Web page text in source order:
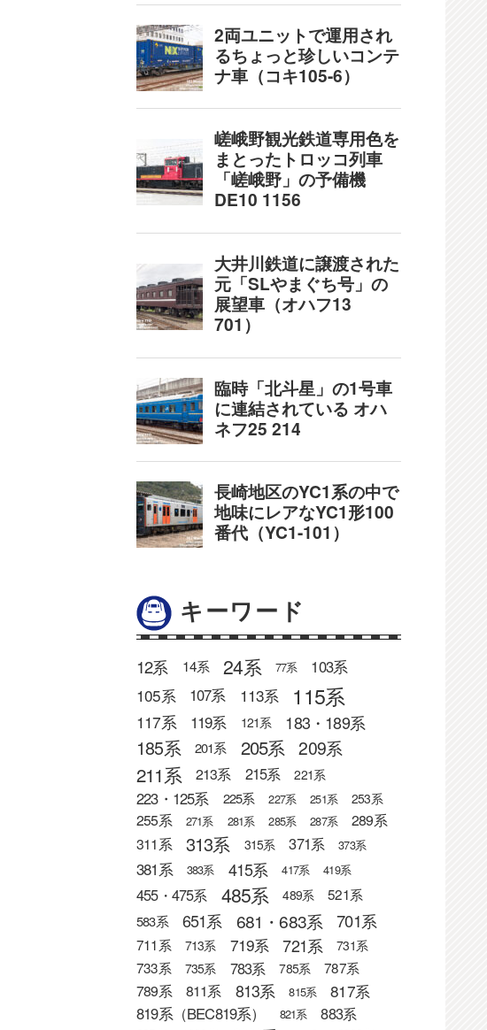
キーワード
12系 14系 24系 77系 103系
105系 107系 113系 115系
117系 119系 121系 183・189系
185系 201系 205系 209系
211系 213系 215系 221系
223・125系 225系 227系 251系 253系
255系 271系 281系 285系 287系
289系
311系
313系 315系 371系 373系
381系 383系 415系 417系 419系
455・475系 485系 489系 521系
583系 651系 681・683系 701系
711系 713系 719系 721系 731系
733系 735系 783系 785系 787系
789系 811系 813系 815系 817系
819系（BEC819系） 821系 883系